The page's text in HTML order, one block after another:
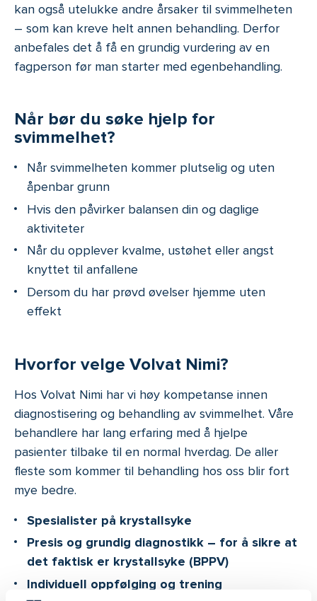
kan også utelukke andre årsaker til svimmelheten
– som kan kreve helt annen behandling. Derfor
anbefales det å få en grundig vurdering av en
fagperson før man starter med egenbehandling.
Når bør du søke hjelp for
svimmelhet?
Når svimmelheten kommer plutselig og uten
åpenbar grunn
Hvis den påvirker balansen din og daglige
aktiviteter
Når du opplever kvalme, ustøhet eller angst
knyttet til anfallene
Dersom du har prøvd øvelser hjemme uten
effekt
Hvorfor velge Volvat Nimi?
Hos Volvat Nimi har vi høy kompetanse innen
diagnostisering og behandling av svimmelhet. Våre
behandlere har lang erfaring med å hjelpe
pasienter tilbake til en normal hverdag. De aller
fleste som kommer til behandling hos oss blir fort
mye bedre.
Spesialister på krystallsyke
Presis og grundig diagnostikk – for å sikre at
det faktisk er krystallsyke (BPPV)
Individuell oppfølging og trening